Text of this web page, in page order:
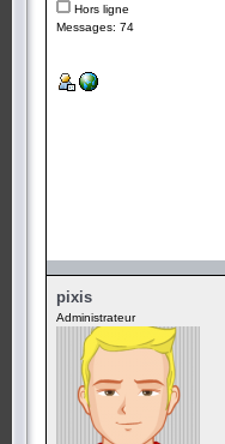
Hors ligne
Messages: 74
pixis
Administrateur